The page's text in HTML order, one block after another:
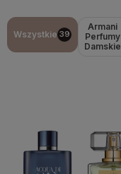
Wszystkie 39
Armani
Perfumy
Damskie